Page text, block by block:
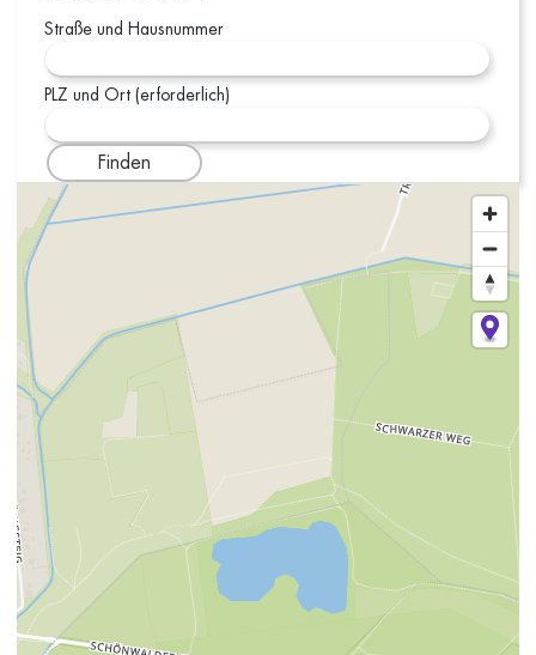
Straße und Hausnummer
PLZ und Ort (erforderlich)
Finden